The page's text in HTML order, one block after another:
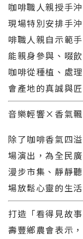
咖啡職人親授手
現場特別安排手
啡職人親自示範
能親身參與、啜
咖啡從種植、處
會產地的真誠與匠
音樂輕響× 香氣
除了咖啡香氣四
場演出，為全民
漫步市集、靜靜
場放鬆心靈的生活
打造「看得見故
壽豐鄉農會表示